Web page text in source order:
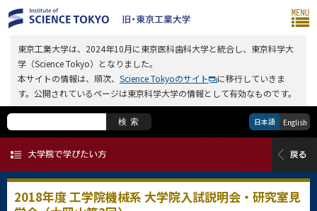
東京工業大学は、2024年10月に東京医科歯科大学と統合し、東京科学大
学（Science Tokyo）となりました。
本サイトの情報は、順次、 Science Tokyoのサイト
に移行していきま
す。公開されているページは東京科学大学の情報として有効なものです。
検索 日本語 English
2018年度 工学院機械系 大学院入試説明会・研究室見